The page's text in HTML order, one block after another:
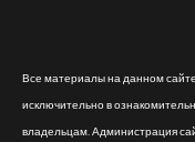
Все материалы на данном
исключительно в
владельцам. Администрация